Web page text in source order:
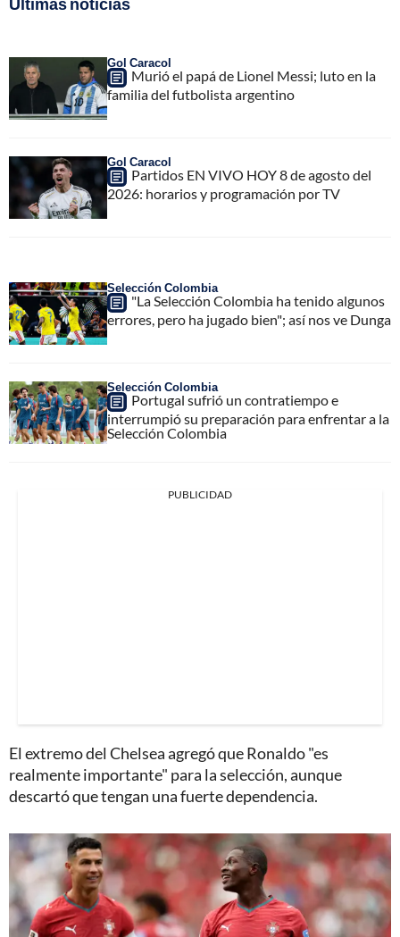
Gol Caracol
Murió el papá de Lionel Messi; luto en la
familia del futbolista argentino
Gol Caracol
Partidos EN VIVO HOY 8 de agosto del
2026: horarios y programación por TV
Selección Colombia
"La Selección Colombia ha tenido algunos
errores, pero ha jugado bien"; así nos ve Dunga
Selección Colombia
Portugal sufrió un contratiempo e
interrumpió su preparación para enfrentar a la
Selección Colombia
PUBLICIDAD
El extremo del Chelsea agregó que Ronaldo "es
realmente importante" para la selección, aunque
descartó que tengan una fuerte dependencia.